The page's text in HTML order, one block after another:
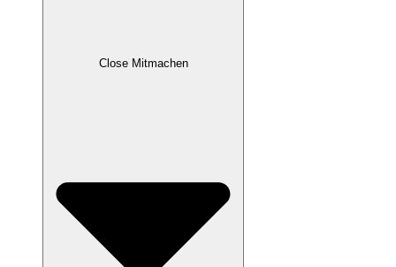
Close Mitmachen